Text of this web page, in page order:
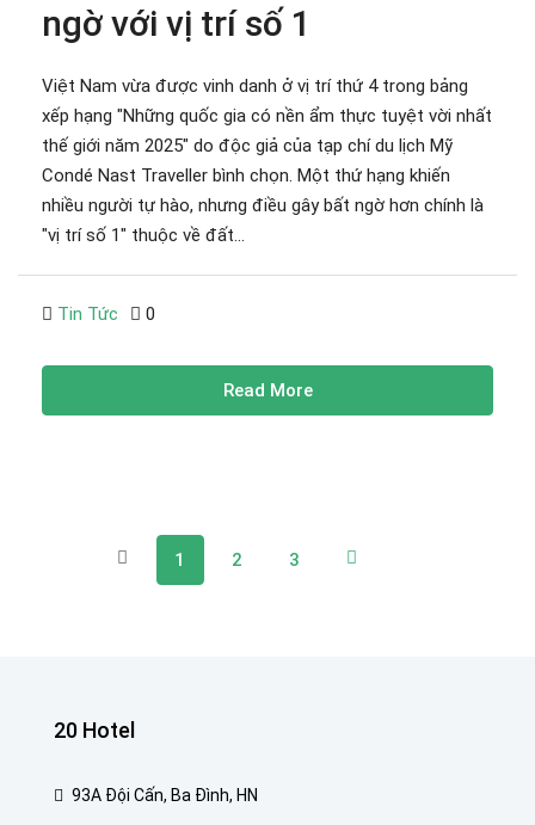
ngờ với vị trí số 1
Việt Nam vừa được vinh danh ở vị trí thứ 4 trong bảng
xếp hạng "Những quốc gia có nền ẩm thực tuyệt vời nhất
thế giới năm 2025" do độc giả của tạp chí du lịch Mỹ
Condé Nast Traveller bình chọn. Một thứ hạng khiến
nhiều người tự hào, nhưng điều gây bất ngờ hơn chính là
"vị trí số 1" thuộc về đất...
Tin Tức 0
Read More
1 2 3
20 Hotel
93A Đội Cấn, Ba Đình, HN